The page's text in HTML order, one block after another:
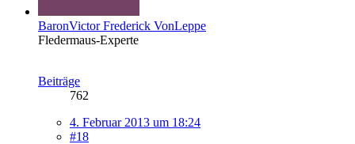
BaronVictor Frederick VonLeppe
Fledermaus-Experte
Beiträge
762
4. Februar 2013 um 18:24
#18